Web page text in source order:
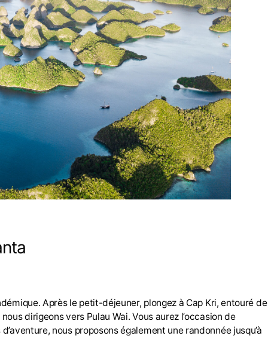
Après le petit-déjeuner, plongez à Cap Kri, entouré de
dirigeons vers Pulau Wai. Vous aurez l’occasion de
nous proposons également une randonnée jusqu’à